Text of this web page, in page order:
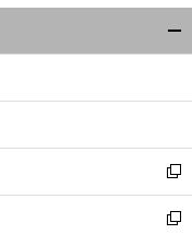
ウ
ィ
ン
ウ
開
く
新
し
い
新